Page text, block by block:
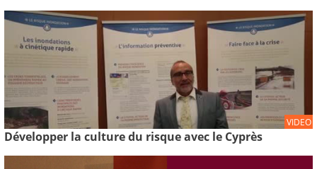
VIDEO
Développer la culture du risque avec le Cyprès